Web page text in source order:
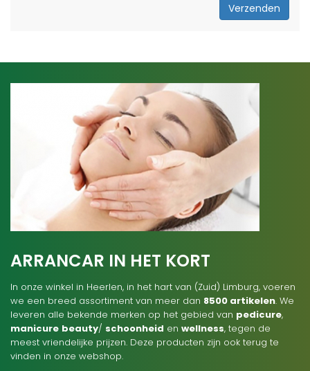
Verzenden
ARRANCAR IN HET KORT
In onze winkel in Heerlen, in het hart van (Zuid) Limburg, voeren
we een breed assortiment van meer dan 8500 artikelen. We
leveren alle bekende merken op het gebied van pedicure,
manicure beauty/ schoonheid en wellness, tegen de
meest vriendelijke prijzen. Deze producten zijn ook terug te
vinden in onze webshop.